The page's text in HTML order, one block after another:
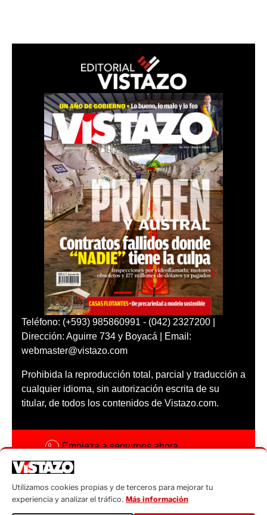
Teléfono: (+593) 985860991 - (042) 2327200 |
Dirección: Aguirre 734 y Boyacá | Email:
webmaster@vistazo.com
Prohibida la reproducción total, parcial y traducción a
cualquier idioma, sin autorización escrita de su
titular, de todos los contenidos de Vistazo.com.
Empieza a seguirnos ahora
Código ética
Sugerencias a:
Utilizamos cookies propias y de terceros para mejorar tu
experiencia y analizar el tráfico. Más información